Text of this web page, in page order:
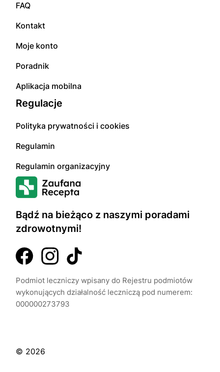
Bądź na bieżąco z naszymi poradami
zdrowotnymi!
Podmiot leczniczy wpisany do Rejestru podmiotów
wykonujących działalność leczniczą pod numerem:
000000273793
FAQ
Kontakt
Moje konto
Poradnik
Aplikacja mobilna
Regulacje
Polityka prywatności i cookies
Regulamin
Regulamin organizacyjny
© 2026